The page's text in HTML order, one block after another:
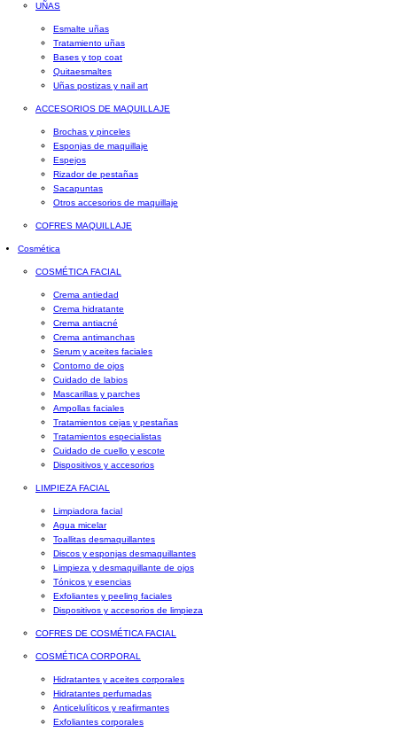
UÑAS
Esmalte uñas
Tratamiento uñas
Bases y top coat
Quitaesmaltes
Uñas postizas y nail art
ACCESORIOS DE MAQUILLAJE
Brochas y pinceles
Esponjas de maquillaje
Espejos
Rizador de pestañas
Sacapuntas
Otros accesorios de maquillaje
COFRES MAQUILLAJE
Cosmética
COSMÉTICA FACIAL
Crema antiedad
Crema hidratante
Crema antiacné
Crema antimanchas
Serum y aceites faciales
Contorno de ojos
Cuidado de labios
Mascarillas y parches
Ampollas faciales
Tratamientos cejas y pestañas
Tratamientos especialistas
Cuidado de cuello y escote
Dispositivos y accesorios
LIMPIEZA FACIAL
Limpiadora facial
Agua micelar
Toallitas desmaquillantes
Discos y esponjas desmaquillantes
Limpieza y desmaquillante de ojos
Tónicos y esencias
Exfoliantes y peeling faciales
Dispositivos y accesorios de limpieza
COFRES DE COSMÉTICA FACIAL
COSMÉTICA CORPORAL
Hidratantes y aceites corporales
Hidratantes perfumadas
Anticelulíticos y reafirmantes
Exfoliantes corporales